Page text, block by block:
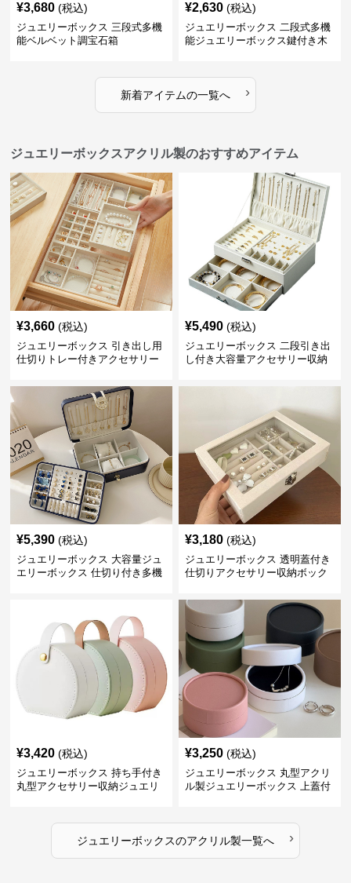
¥3,680 (税込)
ジュエリーボックス 三段式多機
能ベルベット調宝石箱
¥2,630 (税込)
ジュエリーボックス 二段式多機
能ジュエリーボックス鍵付き木
新着アイテムの一覧へ ›
ジュエリーボックスアクリル製のおすすめアイテム
¥3,660 (税込)
ジュエリーボックス 引き出し用
仕切りトレー付きアクセサリー
¥5,490 (税込)
ジュエリーボックス 二段引き出
し付き大容量アクセサリー収納
¥5,390 (税込)
ジュエリーボックス 大容量ジュ
エリーボックス 仕切り付き多機
¥3,180 (税込)
ジュエリーボックス 透明蓋付き
仕切りアクセサリー収納ボック
¥3,420 (税込)
ジュエリーボックス 持ち手付き
丸型アクセサリー収納ジュエリ
¥3,250 (税込)
ジュエリーボックス 丸型アクリ
ル製ジュエリーボックス 上蓋付
ジュエリーボックスのアクリル製一覧へ ›